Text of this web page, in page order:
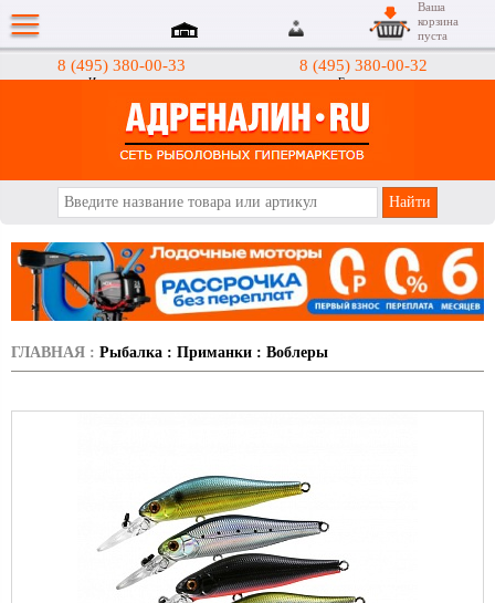
8 (495) 380-00-33
Интернет-магазин
8 (495) 380-00-32
Гипермаркеты
Ваша
корзина
пуста
ГЛАВНАЯ : Рыбалка : Приманки : Воблеры